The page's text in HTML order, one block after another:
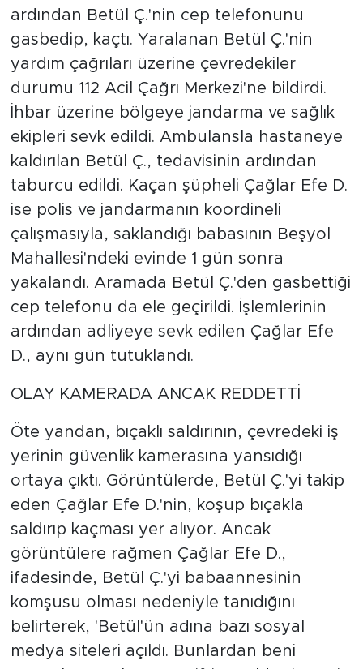
ardından Betül Ç.'nin cep telefonunu
gasbedip, kaçtı. Yaralanan Betül Ç.'nin
yardım çağrıları üzerine çevredekiler
durumu 112 Acil Çağrı Merkezi'ne bildirdi.
İhbar üzerine bölgeye jandarma ve sağlık
ekipleri sevk edildi. Ambulansla hastaneye
kaldırılan Betül Ç., tedavisinin ardından
taburcu edildi. Kaçan şüpheli Çağlar Efe D.
ise polis ve jandarmanın koordineli
çalışmasıyla, saklandığı babasının Beşyol
Mahallesi'ndeki evinde 1 gün sonra
yakalandı. Aramada Betül Ç.'den gasbettiği
cep telefonu da ele geçirildi. İşlemlerinin
ardından adliyeye sevk edilen Çağlar Efe
D., aynı gün tutuklandı.
OLAY KAMERADA ANCAK REDDETTİ
Öte yandan, bıçaklı saldırının, çevredeki iş
yerinin güvenlik kamerasına yansıdığı
ortaya çıktı. Görüntülerde, Betül Ç.'yi takip
eden Çağlar Efe D.'nin, koşup bıçakla
saldırıp kaçması yer alıyor. Ancak
görüntülere rağmen Çağlar Efe D.,
ifadesinde, Betül Ç.'yi babaannesinin
komşusu olması nedeniyle tanıdığını
belirterek, 'Betül'ün adına bazı sosyal
medya siteleri açıldı. Bunlardan beni